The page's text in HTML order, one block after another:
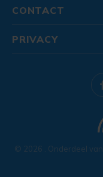
CONTACT
© 2026 . Onderdeel van
PRIVACY